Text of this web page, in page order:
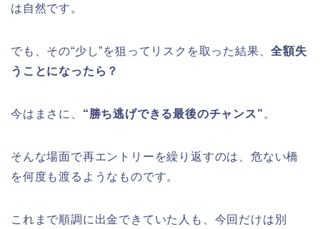
は自然です。
でも、その“少し”を狙ってリスクを取った結果、全額失
うことになったら？
今はまさに、 “勝ち逃げできる最後のチャンス” 。
そんな場面で再エントリーを繰り返すのは、危ない橋
を何度も渡るようなものです。
これまで順調に出金できていた人も、今回だけは別